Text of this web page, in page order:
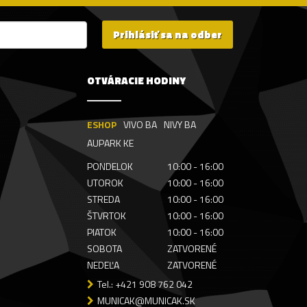
Prihlásiť sa na odber
OTVÁRACIE HODINY
ESHOP VIVO BA NIVY BA
AUPARK KE
PONDELOK
10:00 - 16:00
UTOROK
10:00 - 16:00
STREDA
10:00 - 16:00
ŠTVRTOK
10:00 - 16:00
PIATOK
10:00 - 16:00
SOBOTA
ZATVORENÉ
NEDEĽA
ZATVORENÉ
Tel.: +421 908 762 042
MUNICAK@MUNICAK.SK